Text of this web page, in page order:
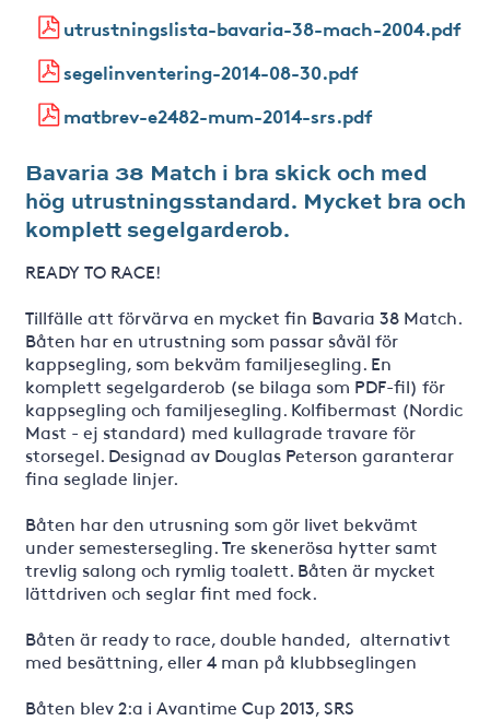
utrustningslista-bavaria-38-mach-2004.pdf
segelinventering-2014-08-30.pdf
matbrev-e2482-mum-2014-srs.pdf
Bavaria 38 Match i bra skick och med
hög utrustningsstandard. Mycket bra och
komplett segelgarderob.
READY TO RACE!
Tillfälle att förvärva en mycket fin Bavaria 38 Match.
Båten har en utrustning som passar såväl för
kappsegling, som bekväm familjesegling. En
komplett segelgarderob (se bilaga som PDF-fil) för
kappsegling och familjesegling. Kolfibermast (Nordic
Mast - ej standard) med kullagrade travare för
storsegel. Designad av Douglas Peterson garanterar
fina seglade linjer.
Båten har den utrusning som gör livet bekvämt
under semestersegling. Tre skenerösa hytter samt
trevlig salong och rymlig toalett. Båten är mycket
lättdriven och seglar fint med fock.
Båten är ready to race, double handed, alternativt
med besättning, eller 4 man på klubbseglingen
Båten blev 2:a i Avantime Cup 2013, SRS